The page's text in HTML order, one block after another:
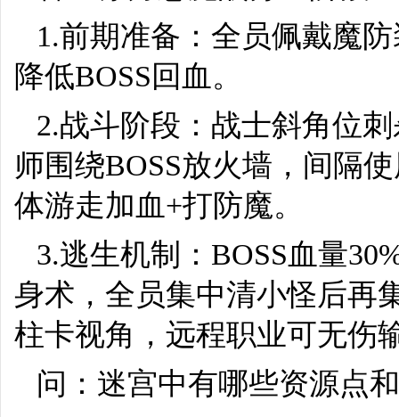
1.前期准备：全员佩戴魔
降低BOSS回血。
2.战斗阶段：战士斜角位
师围绕BOSS放火墙，间隔
体游走加血+打防魔。
3.逃生机制：BOSS血量
身术，全员集中清小怪后再
柱卡视角，远程职业可无伤
问：迷宫中有哪些资源点